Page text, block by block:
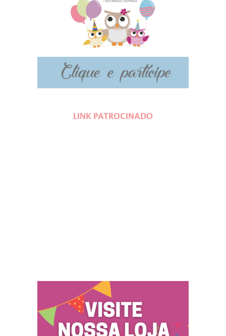
LINK PATROCINADO